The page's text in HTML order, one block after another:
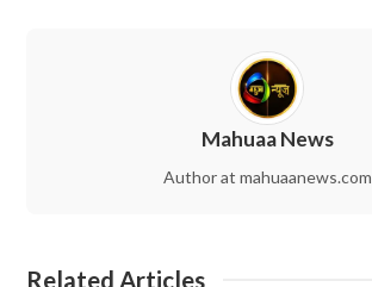
Mahuaa News
Author at mahuaanews.com
Related Articles